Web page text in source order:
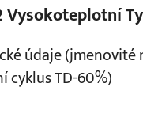
Vysokoteplotní
údaje (jmenovité
cyklus TD-60%)